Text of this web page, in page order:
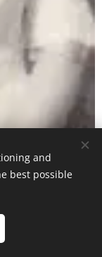
and
best possible